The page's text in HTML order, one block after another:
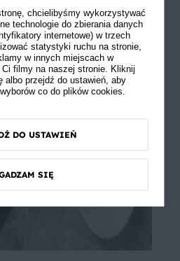
chcielibyśmy wykorzystywać
technologie do zbierania danych
internetowe) w trzech
statystyki ruchu na stronie,
w innych miejscach w
filmy na naszej stronie. Kliknij
albo przejdź do ustawień, aby
co do plików cookies.
DO USTAWIEŃ
SIĘ